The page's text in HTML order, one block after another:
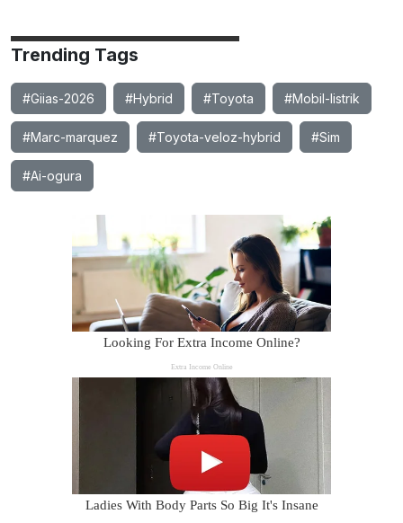
Trending Tags
#Giias-2026 #Hybrid #Toyota #Mobil-listrik
#Marc-marquez #Toyota-veloz-hybrid #Sim
#Ai-ogura